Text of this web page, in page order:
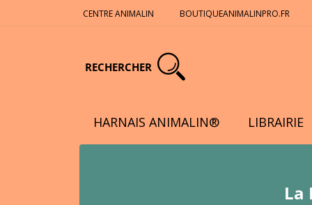
CENTRE ANIMALIN BOUTIQUEANIMALINPRO.FR
RECHERCHER
HARNAIS ANIMALIN® LIBRAIRIE
La